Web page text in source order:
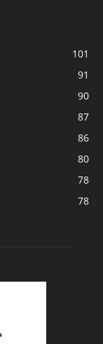
101
91
90
87
86
80
78
78